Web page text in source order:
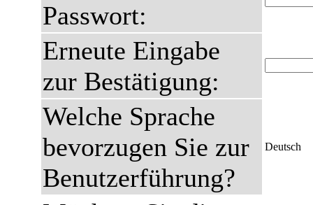
Passwort:
Erneute Eingabe
zur Bestätigung:
Welche Sprache
bevorzugen Sie zur
Benutzerführung?
Deutsch